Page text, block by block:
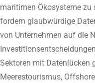
maritimen Ökosysteme zu
fordern glaubwürdige
von Unternehmen auf die
Sektoren mit Datenlücken
Meerestourismus,